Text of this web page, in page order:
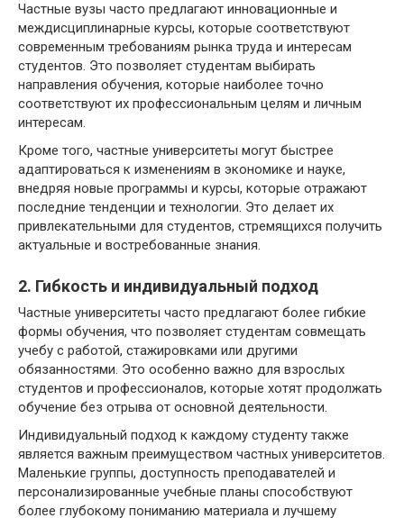
Частные вузы часто предлагают инновационные и
междисциплинарные курсы, которые соответствуют
современным требованиям рынка труда и интересам
студентов. Это позволяет студентам выбирать
направления обучения, которые наиболее точно
соответствуют их профессиональным целям и личным
интересам.
Кроме того, частные университеты могут быстрее
адаптироваться к изменениям в экономике и науке,
внедряя новые программы и курсы, которые отражают
последние тенденции и технологии. Это делает их
привлекательными для студентов, стремящихся получить
актуальные и востребованные знания.
2. Гибкость и индивидуальный подход
Частные университеты часто предлагают более гибкие
формы обучения, что позволяет студентам совмещать
учебу с работой, стажировками или другими
обязанностями. Это особенно важно для взрослых
студентов и профессионалов, которые хотят продолжать
обучение без отрыва от основной деятельности.
Индивидуальный подход к каждому студенту также
является важным преимуществом частных университетов.
Маленькие группы, доступность преподавателей и
персонализированные учебные планы способствуют
более глубокому пониманию материала и лучшему